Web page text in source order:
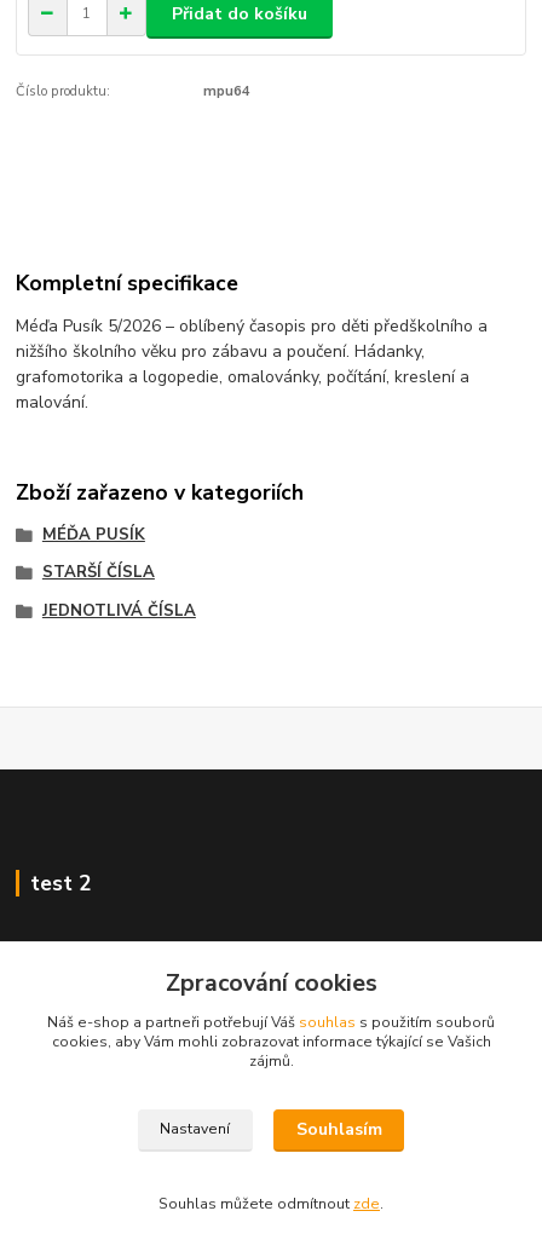
Přidat do košíku
Číslo produktu: mpu64
Kompletní specifikace
Méďa Pusík 5/2026 – oblíbený časopis pro děti předškolního a
nižšího školního věku pro zábavu a poučení. Hádanky,
grafomotorika a logopedie, omalovánky, počítání, kreslení a
malování.
Zboží zařazeno v kategoriích
MÉĎA PUSÍK
STARŠÍ ČÍSLA
JEDNOTLIVÁ ČÍSLA
test 2
Kontakty
Zákaznická podpora
Zpracování cookies
Náš e-shop a partneři potřebují Váš souhlas s použitím souborů
cookies, aby Vám mohli zobrazovat informace týkající se Vašich
zájmů.
Nastavení Souhlasím
Souhlas můžete odmítnout zde.